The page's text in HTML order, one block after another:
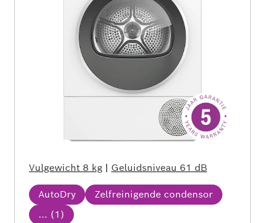
Vulgewicht 8 kg | Geluidsniveau 61 dB
AutoDry
Zelfreinigende condensor
... (1)